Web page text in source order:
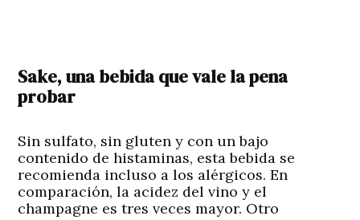
Sake, una bebida que vale la pena
probar
Sin sulfato, sin gluten y con un bajo
contenido de histaminas, esta bebida se
recomienda incluso a los alérgicos. En
comparación, la acidez del vino y el
champagne es tres veces mayor. Otro